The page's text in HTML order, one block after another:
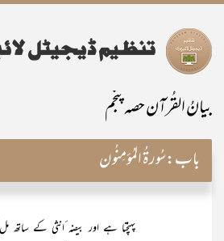
بیانُ القُرآن حصہ پنجم
باب:سُورۃُ المُؤمِنُون
پہنچتا ہے اور بیضہ ٔانثی کے ساتھ